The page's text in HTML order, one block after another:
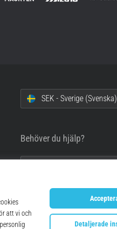
SEK - Sverige (Svenska)
Behöver du hjälp?